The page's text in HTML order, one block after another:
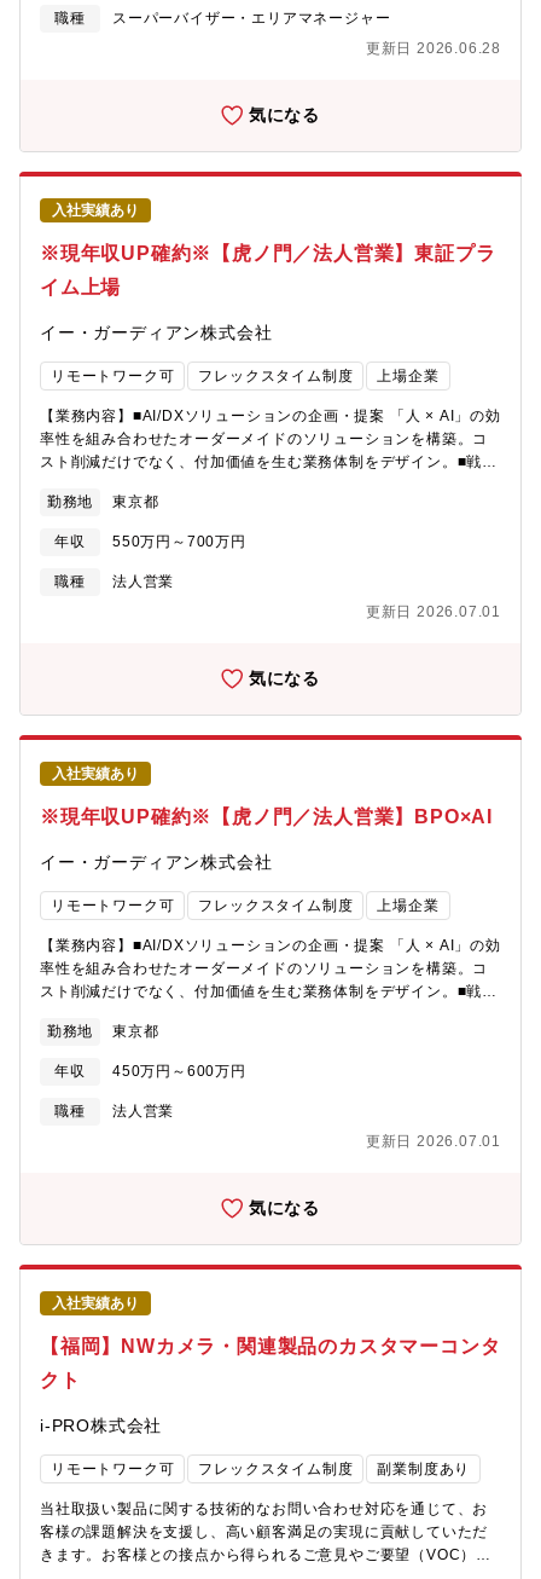
れながら、海外の現場とも連携して“検索のしやすさ”や業務スピー
ドを高める仕組みづくりに挑戦できます。担当領域を持って関係
を分けてコミュニケーションの出来る方・仕組みづくりが好き、
が拡大しています。こうした変革を踏まえ、組織として成果を創
■（2） ミッションコールセンター機能を通じて顧客接点の質と量
ョンのミッションです。個々の応対だけでなく、組織として成果
を創出する仕組みを構築し、営業部門と連携しながら顧客との関
係性を深めていくことで、同社が目指す顧客本位の営業モデルの
実現に寄与していただきます。■（3） 主な業務内容コールセンタ
ー機能を活用し、顧客接点創出の強化を通じて、顧客満足度およ
び業績の向上につながる組織的成果の実現に寄与していただきま
す。＜顧客接点創出の強化＞・コールセンターにおける架電業務
を通じた顧客接点の創出・拡大・顧客ニーズを踏まえたアプロー
チ方法の検討・改善・営業部門等と連携した顧客接点創出施策の
導・育成、業務品質の維持・向上・オペレーションの安定運営に
向けた管理・改善・顧客満足度・応対品質を意識した運営体制の
構築＜組織的成果の創出＞・顧客満足度向上および業績向上に資
する取り組みの企画・推進・定量・定性データを踏まえた成果検
証と改善・チーム・組織として成果を上げる仕組みづくり■（4）
やりがい◎ 顧客接点の最前線で成果創出に直結する仕事センター
を起点に顧客満足度と業績向上の双方に貢献でき、自身の取り組
みが成果として見えやすい環境です。
職種
スーパーバイザー・エリアマネージャー
更新日 2026.06.28
気になる
入社実績あり
※現年収UP確約※【虎ノ門／法人営業】東証プラ
イム上場
イー・ガーディアン株式会社
リモートワーク可 フレックスタイム制度 上場企業
【業務内容】■AI/DXソリューションの企画・提案 「人 × AI」の効
率性を組み合わせたオーダーメイドのソリューションを構築。コ
スト削減だけでなく、付加価値を生む業務体制をデザイン。■戦略
づき、継続的な業務改善（PDCA）や新たなDX施策を提案し、顧
客の事業成長にコミット■顧客の経営課題・セキュリティ課題の発
掘のためのマーケットや顧客ニーズの把握と分析■サービスの安定
運用、改善・強化に向けたオペレーション部門との連携・協働、
に対し、当社BPOサービスを用いた業務設計・提案・運用フォロ
が増えていきます。＜ 得られる「3つの価値」＞①課題解決の
「深さ」 顧客の「人手が足りない」という声の裏にある、本質的
な経営課題に踏み込みます。単なるリソース提供に留まらず、課
題を抽出～仕組みの再設計まで、課題を根幹から解決することが
可能です。②提案の「幅広さ」当社はAI化や自動化の取り組みが
急速に進んでおり、営業もAIを前提にした提案が必須。「AIでど
こを自動化できるか・人が介在すべき部分はどこか」を一緒に設
計でき、市場価値の高いスキルを自然に獲得できます。③社会へ
の「影響力」 誹謗中傷やフェイクニュースといったネット上のリ
スクから人々を守り、企業のブランド価値を向上させます。自ら
の提案が「ネットの安心・安全」という社会インフラを日々支え
て社会貢献性の高さが大きなやりがいです。【募集背景】SNS・
ネット監視サービスで国内トップシェアクラスを誇る同社。伸長
見込みのサイバーセキュリティ領域で、東証プライム上場グルー
プとして第二創業期に突入、チーム拡大に伴う募集となります。
技術を核としたソリューションを市場に浸透させる営業戦略の立
のアップデート・AI/DX活用が加速する中で、将来リーダーを任せ
られるメンバーを新たに複数募集します。
勤務地 東京都
年収 550万円～700万円
職種
法人営業
更新日 2026.07.01
気になる
入社実績あり
※現年収UP確約※【虎ノ門／法人営業】BPO×AI
イー・ガーディアン株式会社
リモートワーク可 フレックスタイム制度 上場企業
【業務内容】■AI/DXソリューションの企画・提案 「人 × AI」の効
率性を組み合わせたオーダーメイドのソリューションを構築。コ
スト削減だけでなく、付加価値を生む業務体制をデザイン。■戦略
づき、継続的な業務改善（PDCA）や新たなDX施策を提案し、顧
客の事業成長にコミット■顧客の経営課題・セキュリティ課題の発
掘のためのマーケットや顧客ニーズの把握と分析■サービスの安定
運用、改善・強化に向けたオペレーション部門との連携・協働、
に対し、当社BPOサービスを用いた業務設計・提案・運用フォロ
が増えていきます。＜ 得られる「3つの価値」＞①課題解決の
「深さ」 顧客の「人手が足りない」という声の裏にある、本質的
な経営課題に踏み込みます。単なるリソース提供に留まらず、課
題を抽出～仕組みの再設計まで、課題を根幹から解決することが
可能です。②提案の「幅広さ」当社はAI化や自動化の取り組みが
急速に進んでおり、営業もAIを前提にした提案が必須。「AIでど
こを自動化できるか・人が介在すべき部分はどこか」を一緒に設
計でき、市場価値の高いスキルを自然に獲得できます。③社会へ
の「影響力」 誹謗中傷やフェイクニュースといったネット上のリ
の提案が「ネットの安心・安全」という社会インフラを日々支え
て社会貢献性の高さが大きなやりがいです。【募集背景】SNS・
ネット監視サービスで国内トップシェアクラスを誇る同社。伸長
プとして第二創業期に突入、チーム拡大に伴う募集となります。
新規事業・大型案件の増加に加え、AI/DX推進の最前線を担い、AI
技術を核としたソリューションを市場に浸透させる営業戦略の立
勤務地 東京都
年収 450万円～600万円
職種
法人営業
更新日 2026.07.01
気になる
入社実績あり
【福岡】NWカメラ・関連製品のカスタマーコンタ
クト
i-PRO株式会社
リモートワーク可 フレックスタイム制度 副業制度あり
当社取扱い製品に関する技術的なお問い合わせ対応を通じて、お
客様の課題解決を支援し、高い顧客満足の実現に貢献していただ
きます。お客様との接点から得られるご意見やご要望（VOC）を